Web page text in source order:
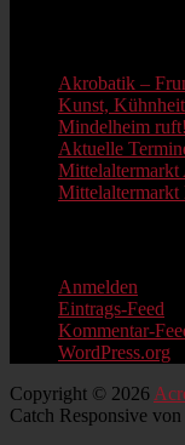
Akrobatik –
Kunst,
Mindelheim ruft!
Aktuelle
Mittelaltermarkt
Mittelaltermarkt
Anmelden
Eintrags-Feed
Kommentar-
WordPress.org
Copyright © 2026
Catch Responsive von